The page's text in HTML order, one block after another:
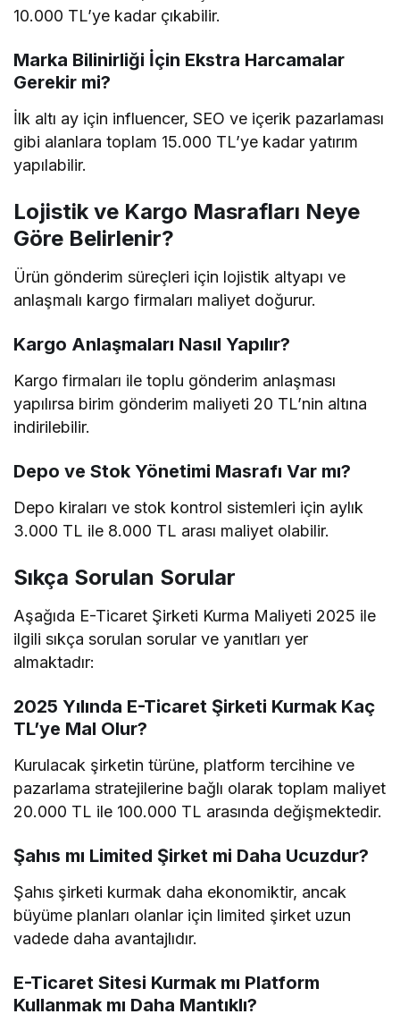
10.000 TL’ye kadar çıkabilir.
Marka Bilinirliği İçin Ekstra Harcamalar
Gerekir mi?
İlk altı ay için influencer, SEO ve içerik pazarlaması
gibi alanlara toplam 15.000 TL’ye kadar yatırım
yapılabilir.
Lojistik ve Kargo Masrafları Neye
Göre Belirlenir?
Ürün gönderim süreçleri için lojistik altyapı ve
anlaşmalı kargo firmaları maliyet doğurur.
Kargo Anlaşmaları Nasıl Yapılır?
Kargo firmaları ile toplu gönderim anlaşması
yapılırsa birim gönderim maliyeti 20 TL’nin altına
indirilebilir.
Depo ve Stok Yönetimi Masrafı Var mı?
Depo kiraları ve stok kontrol sistemleri için aylık
3.000 TL ile 8.000 TL arası maliyet olabilir.
Sıkça Sorulan Sorular
Aşağıda E-Ticaret Şirketi Kurma Maliyeti 2025 ile
ilgili sıkça sorulan sorular ve yanıtları yer
almaktadır:
2025 Yılında E-Ticaret Şirketi Kurmak Kaç
TL’ye Mal Olur?
Kurulacak şirketin türüne, platform tercihine ve
pazarlama stratejilerine bağlı olarak toplam maliyet
20.000 TL ile 100.000 TL arasında değişmektedir.
Şahıs mı Limited Şirket mi Daha Ucuzdur?
Şahıs şirketi kurmak daha ekonomiktir, ancak
büyüme planları olanlar için limited şirket uzun
vadede daha avantajlıdır.
E-Ticaret Sitesi Kurmak mı Platform
Kullanmak mı Daha Mantıklı?